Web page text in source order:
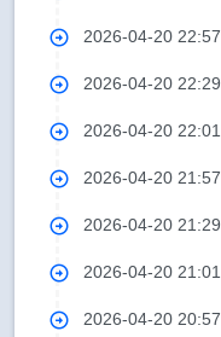
2026-04-20 22:57
2026-04-20 22:29
2026-04-20 22:01
2026-04-20 21:57
2026-04-20 21:29
2026-04-20 21:01
2026-04-20 20:57